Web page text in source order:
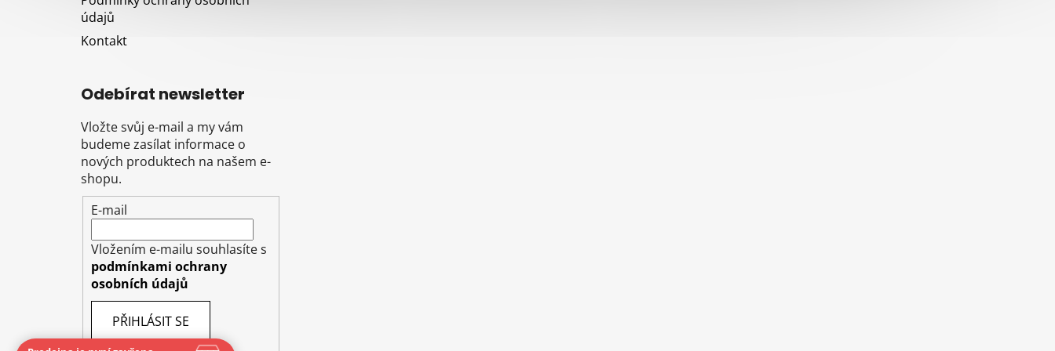
údajů
Kontakt
Odebírat newsletter
Vložte svůj e-mail a my vám
budeme zasílat informace o
nových produktech na našem e-
shopu.
E-mail
Vložením e-mailu souhlasíte s
podmínkami ochrany
osobních údajů
PŘIHLÁSIT SE